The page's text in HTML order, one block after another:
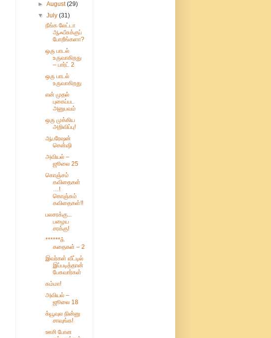
►August(29)
▼July(31)
நீங்க லேட்டா
ஆஃபீசுக்குப்
போறீங்களா?
ஒரு பாடல்
உருவாகிறது
– பார்ட் 2
ஒரு பாடல்
உருவாகிறது
என் முதல்
புகைப்பட
அனுபவம்
ஒரு முக்கிய
அறிவிப்பு!
ஆபரேஷன்
சென்ஷி
அவியல் –
ஜூலை 25
கொஞ்சம்
கவிதைகள்
…!
கொஞ்சும்
கவிதைகள்!!
பலசரக்கு...
பழைய
சரக்கு!
******க்
கதைகள் – 2
இவர்கள் வீட்டில்
இப்படித்தான்
பேசுவார்கள்
சும்மா!
அவியல் –
ஜூலை 18
க்யூவுல நின்னு
சாவுங்க!
ஊசி போன